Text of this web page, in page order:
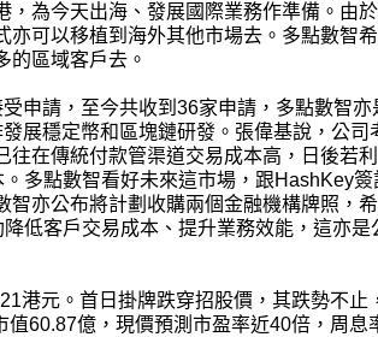
，為今天出海、發展國際業務作準備。由
亦可以移植到海外其他市場去。多點數智
的區域客戶去。
申請，至今共收到36家申請，多點數智亦
展穩定幣和區塊鏈研發。張偉基說，公司
在傳統付款管渠道交易成本高，日後若
多點數智看好未來這市場，跟HashKey簽
智亦公布將計劃收購兩個金融機構牌照，
低客戶交易成本、提升業務效能，這亦是
港元。首日掛牌跌穿招股價，其跌勢不止
60.87億，現價預測市盈率近40倍，周息